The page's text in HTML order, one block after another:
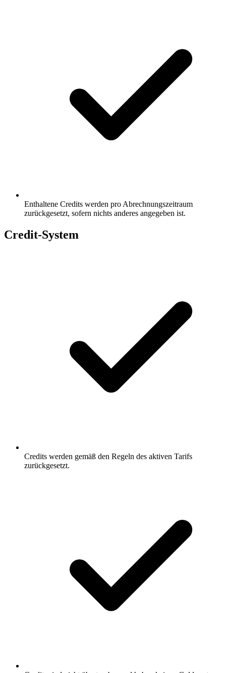
Enthaltene Credits werden pro Abrechnungszeitraum
zurückgesetzt, sofern nichts anderes angegeben ist.
Credit-System
Credits werden gemäß den Regeln des aktiven Tarifs
zurückgesetzt.